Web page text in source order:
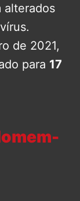
alterados
de 2021,
para 17